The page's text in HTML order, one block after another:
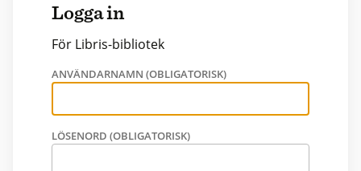
Logga in
För Libris-bibliotek
ANVÄNDARNAMN (OBLIGATORISK)
LÖSENORD (OBLIGATORISK)